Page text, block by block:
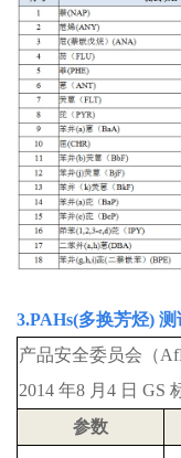
3.PAHs(多换芳烃) 测
产品安全委员会（
2014 年8 月 4 日 GS
参数